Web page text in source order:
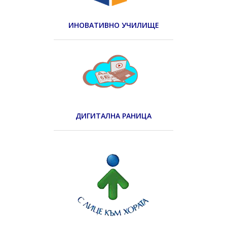
ИНОВАТИВНО УЧИЛИЩЕ
ДИГИТАЛНА РАНИЦА